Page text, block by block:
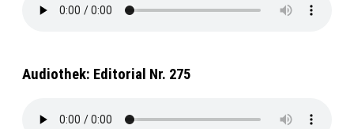
Audiothek: Editorial Nr. 275